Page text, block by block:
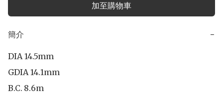
加至購物車
簡介 −
DIA 14.5mm
GDIA 14.1mm
B.C.	8.6m